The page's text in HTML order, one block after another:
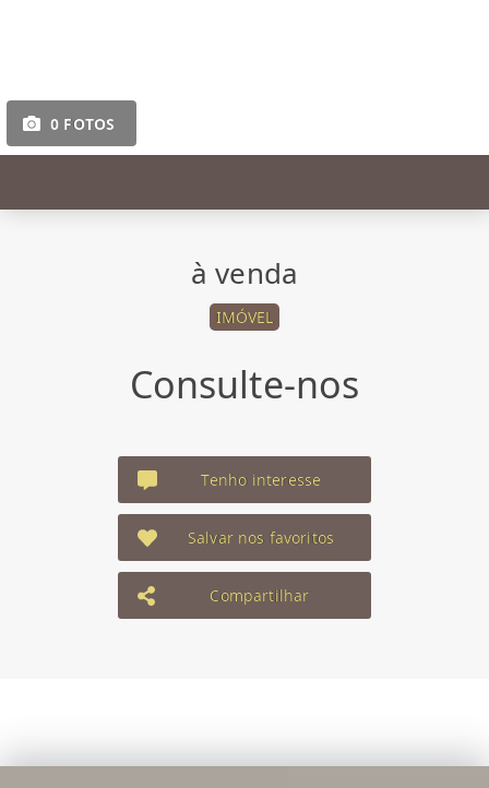
0 FOTOS
à venda
IMÓVEL
Consulte-nos
Tenho interesse
Salvar nos favoritos
Compartilhar